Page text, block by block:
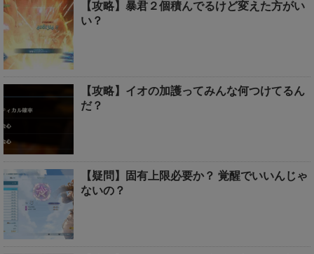
【攻略】暴君２個積んでるけど変えた方がい
い？
【攻略】イオの加護ってみんな何つけてるん
だ？
【疑問】固有上限必要か？ 覚醒でいいんじゃ
ないの？